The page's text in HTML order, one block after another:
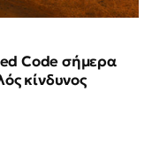
Code σήμερα
κίνδυνος